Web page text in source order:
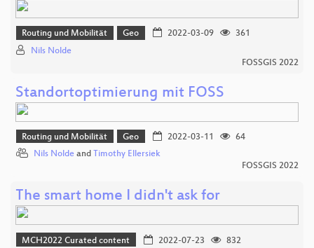
Routing und Mobilität Geo 2022-03-09
361
Nils Nolde
FOSSGIS 2022
Standortoptimierung mit FOSS
Routing und Mobilität Geo 2022-03-11
64
Nils Nolde and Timothy Ellersiek
FOSSGIS 2022
The smart home I didn't ask for
MCH2022 Curated content 2022-07-23
832